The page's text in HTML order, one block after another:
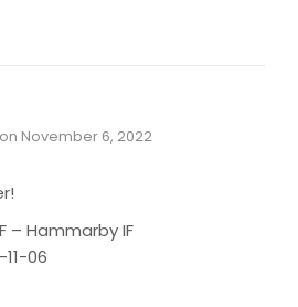
on November 6, 2022
– Hammarby IF
06